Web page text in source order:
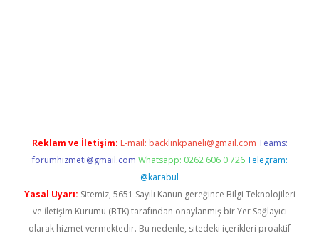
Reklam ve İletişim: E-mail: backlinkpaneli@gmail.com Teams:
forumhizmeti@gmail.com Whatsapp: 0262 606 0 726 Telegram:
@karabul
Yasal Uyarı: Sitemiz, 5651 Sayılı Kanun gereğince Bilgi Teknolojileri
ve İletişim Kurumu (BTK) tarafından onaylanmış bir Yer Sağlayıcı
olarak hizmet vermektedir. Bu nedenle, sitedeki içerikleri proaktif